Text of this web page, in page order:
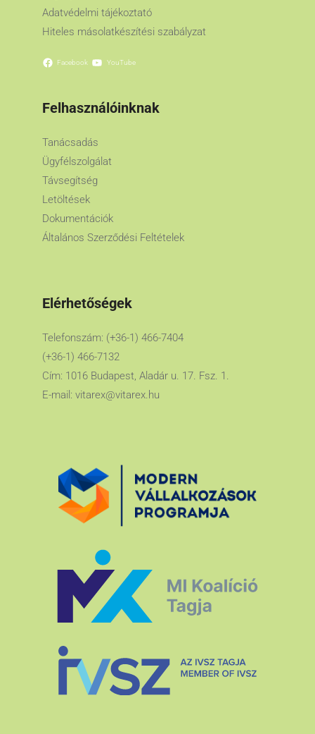
Adatvédelmi tájékoztató
Hiteles másolatkészítési szabályzat
Facebook YouTube
Felhasználóinknak
Tanácsadás
Ügyfélszolgálat
Távsegítség
Letöltések
Dokumentációk
Általános Szerződési Feltételek
Elérhetőségek
Telefonszám: (+36-1) 466-7404
(+36-1) 466-7132
Cím: 1016 Budapest, Aladár u. 17. Fsz. 1.
E-mail: vitarex@vitarex.hu